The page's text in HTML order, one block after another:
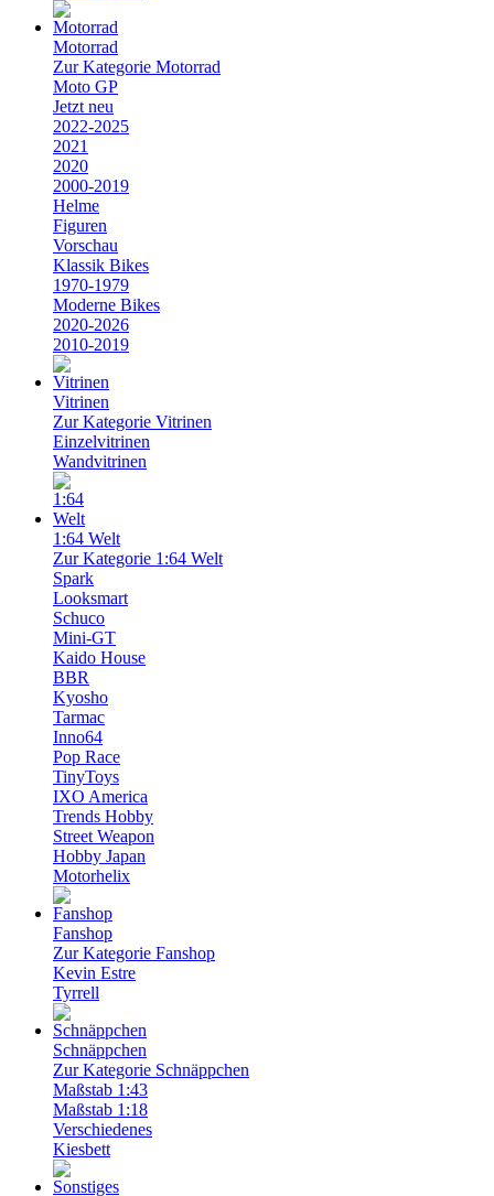
Motorrad
Zur Kategorie Motorrad
Moto GP
Jetzt neu
2022-2025
2021
2020
2000-2019
Helme
Figuren
Vorschau
Klassik Bikes
1970-1979
Moderne Bikes
2020-2026
2010-2019
Vitrinen
Zur Kategorie Vitrinen
Einzelvitrinen
Wandvitrinen
1:64 Welt
Zur Kategorie 1:64 Welt
Spark
Looksmart
Schuco
Mini-GT
Kaido House
BBR
Kyosho
Tarmac
Inno64
Pop Race
TinyToys
IXO America
Trends Hobby
Street Weapon
Hobby Japan
Motorhelix
Fanshop
Zur Kategorie Fanshop
Kevin Estre
Tyrrell
Schnäppchen
Zur Kategorie Schnäppchen
Maßstab 1:43
Maßstab 1:18
Verschiedenes
Kiesbett